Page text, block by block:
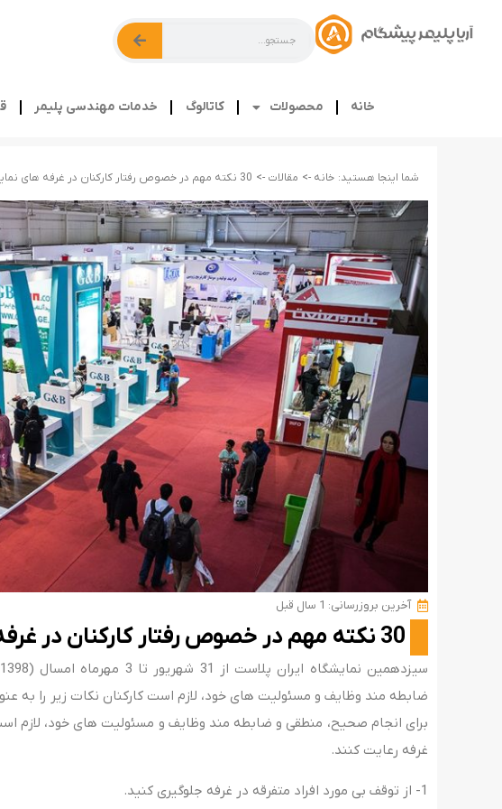
خانه محصولات کاتالوگ خدمات مهندسی پلیمر
شما اینجا هستید: خانه -> مقالات ->
آخرین بروزرسانی: 1 سال قبل
30 نکته مهم در خصوص رفتار کارکنان در غرفه های نمایشگاه
ضابطه مند وظایف و مسئولیت های خود، لازم است کارکنان نکات زیر را به
برای انجام صحیح، منطقی و ضابطه مند وظایف و مسئولیت های خود، لازم
غرفه رعایت کنند.
1- از توقف بی مورد افراد متفرقه در غرفه جلوگیری کنید.